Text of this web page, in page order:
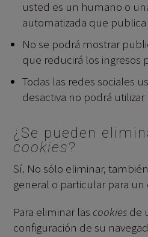
usted es un humano o
automatizada que
No se podrá mostrar
que reducirá los ingresos
Todas las redes sociales
desactiva no podrá
¿Se pueden
cookies?
Sí. No sólo eliminar,
general o particular para
Para eliminar las cookies de
configuración de su